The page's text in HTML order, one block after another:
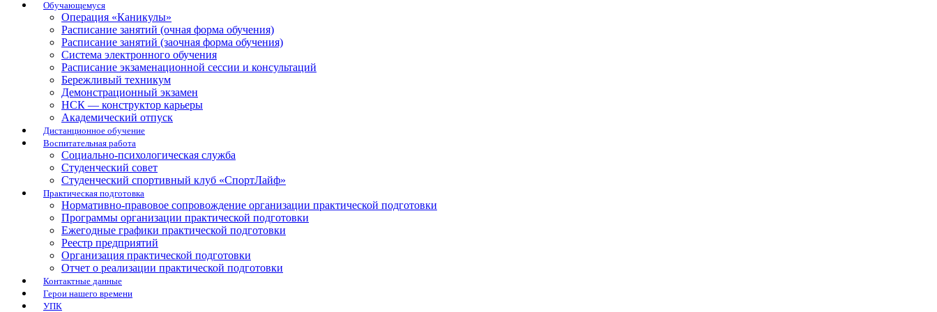
Обучающемуся
Операция «Каникулы»
Расписание занятий (очная форма обучения)
Расписание занятий (заочная форма обучения)
Система электронного обучения
Расписание экзаменационной сессии и консультаций
Бережливый техникум
Демонстрационный экзамен
НСК — конструктор карьеры
Академический отпуск
Дистанционное обучение
Воспитательная работа
Социально-психологическая служба
Студенческий совет
Студенческий спортивный клуб «СпортЛайф»
Практическая подготовка
Нормативно-правовое сопровождение организации практической подготовки
Программы организации практической подготовки
Ежегодные графики практической подготовки
Реестр предприятий
Организация практической подготовки
Отчет о реализации практической подготовки
Контактные данные
Герои нашего времени
УПК